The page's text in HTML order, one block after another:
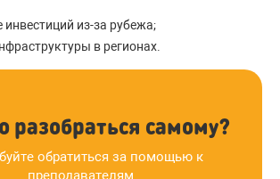
инвестиций из-за рубежа;
в регионах.
разобраться самому?
обратиться за помощью к
преподавателям